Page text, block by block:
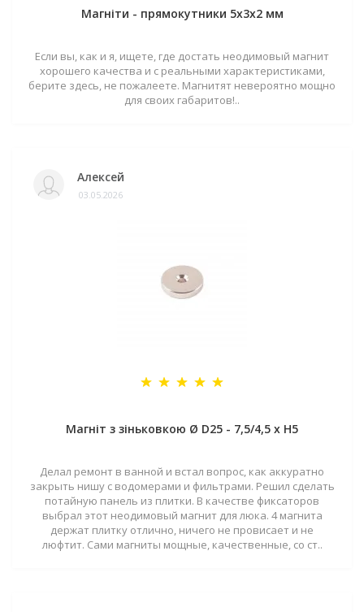
Магніти - прямокутники 5x3x2 мм
Если вы, как и я, ищете, где достать неодимовый магнит
хорошего качества и с реальными характеристиками,
берите здесь, не пожалеете. Магнитят невероятно мощно
для своих габаритов!..
Алексей
03.05.2026
Магніт з зіньковкою Ø D25 - 7,5/4,5 х H5
Делал ремонт в ванной и встал вопрос, как аккуратно
закрыть нишу с водомерами и фильтрами. Решил сделать
потайную панель из плитки. В качестве фиксаторов
выбрал этот неодимовый магнит для люка. 4 магнита
держат плитку отлично, ничего не провисает и не
люфтит. Сами магниты мощные, качественные, со ст..